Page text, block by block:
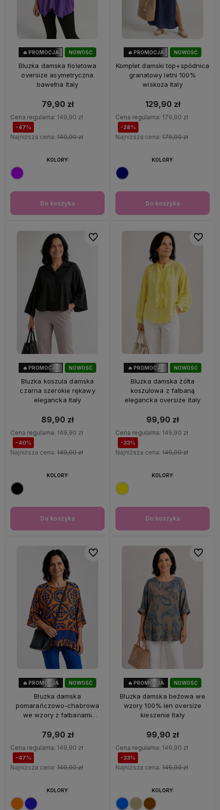
NOWOŚĆ
🔥 PROMOCJA
Bluzka damska fioletowa
oversize asymetryczna
bawełna Italy
79,90 zł
Cena regularna: 149,90 zł
-47%
Najniższa cena: 149,90 zł
Do koszyka
KOLORY:
NOWOŚĆ
🔥 PROMOCJA
Komplet damski top+spódnica
granatowy letni 100%
wiskoza Italy
129,90 zł
Cena regularna: 179,90 zł
-28%
Najniższa cena: 179,90 zł
Do koszyka
KOLORY:
NOWOŚĆ
🔥 PROMOCJA
Bluzka koszula damska
czarna szerokie rękawy
elegancka Italy
89,90 zł
Cena regularna: 149,90 zł
-40%
Najniższa cena: 149,90 zł
Do koszyka
KOLORY:
Do ulubionych
NOWOŚĆ
OKAZJA
🔥 PROMOCJA
Bluzka damska żółta
koszulowa z falbaną
elegancka oversize Italy
99,90 zł
Cena regularna: 149,90 zł
-33%
Najniższa cena: 149,90 zł
Do koszyka
KOLORY:
Do
NOWOŚĆ
🔥 PROMOCJA
Bluzka damska
pomarańczowo-chabrowa
we wzory z falbanami
79,90 zł
Cena regularna: 149,90 zł
-47%
Najniższa cena: 149,90 zł
KOLORY:
Do ulubionych
NOWOŚĆ
OKAZJA
🔥 PROMOCJA
Bluzka damska beżowa we
wzory 100% len oversize
kieszenie Italy
99,90 zł
Cena regularna: 149,90 zł
-33%
Najniższa cena: 149,90 zł
KOLORY:
Do